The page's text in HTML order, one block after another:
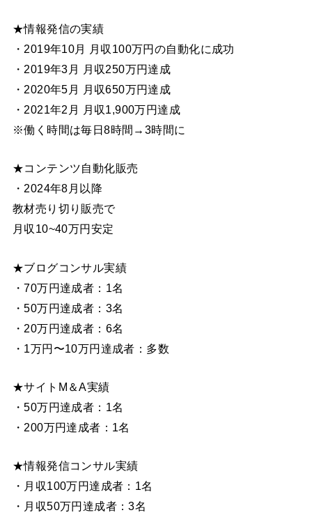
★情報発信の実績
・2019年10月 月収100万円の自動化に成功
・2019年3月 月収250万円達成
・2020年5月 月収650万円達成
・2021年2月 月収1,900万円達成
※働く時間は毎日8時間→3時間に
★コンテンツ自動化販売
・2024年8月以降
教材売り切り販売で
月収10~40万円安定
★ブログコンサル実績
・70万円達成者：1名
・50万円達成者：3名
・20万円達成者：6名
・1万円〜10万円達成者：多数
★サイトM＆A実績
・50万円達成者：1名
・200万円達成者：1名
★情報発信コンサル実績
・月収100万円達成者：1名
・月収50万円達成者：3名